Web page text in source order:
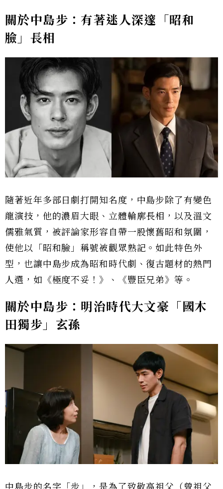
關於中島步：有著迷人深邃「昭和
臉」長相
隨著近年多部日劇打開知名度，中島步除了有變色
龍演技，他的濃眉大眼、立體輪廓長相，以及溫文
儒雅氣質，被評論家形容自帶一股懷舊昭和氛圍，
使他以「昭和臉」稱號被觀眾熟記。如此特色外
型，也讓中島步成為昭和時代劇、復古題材的熱門
人選，如《極度不妥！》、《豐臣兄弟》等。
關於中島步：明治時代大文豪「國木
田獨步」玄孫